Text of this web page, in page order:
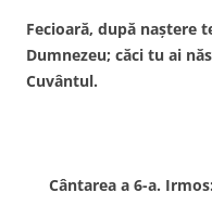
Fecioară, după naştere
Dumnezeu; căci tu ai
Cuvântul.
Cântarea a 6-a.